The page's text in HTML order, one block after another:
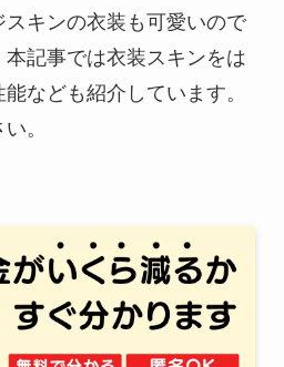
キンの衣装も可愛いので
記事では衣装スキンをは
なども紹介しています。
。